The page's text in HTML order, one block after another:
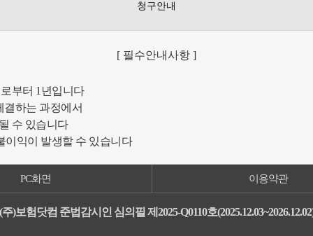
청구안내
[ 필수안내사항 ]
부터 1년입니다
하는 과정에서
수 있습니다
이익이 발생할 수 있습니다
PC화면 이용약관
(주)보험닷컴 준법감시인 심의필 제2025-Q0110호